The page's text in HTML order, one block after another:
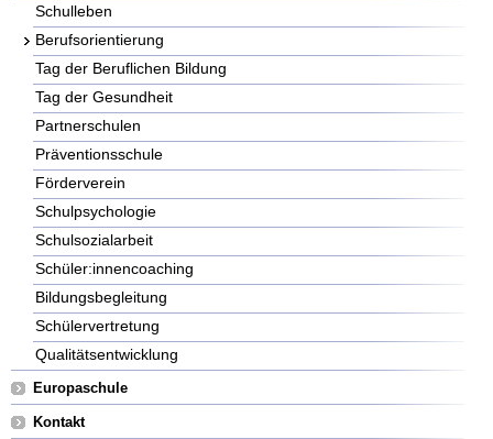
Schulleben
Berufsorientierung
Tag der Beruflichen Bildung
Tag der Gesundheit
Partnerschulen
Präventionsschule
Förderverein
Schulpsychologie
Schulsozialarbeit
Schüler:innencoaching
Bildungsbegleitung
Schülervertretung
Qualitätsentwicklung
Europaschule
Kontakt